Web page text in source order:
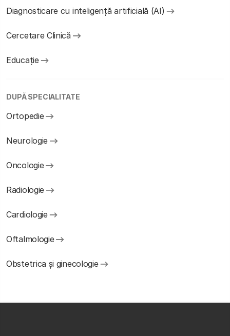
Diagnosticare cu inteligență artificială (AI)
Cercetare Clinică
Educație
DUPĂ SPECIALITATE
Ortopedie
Neurologie
Oncologie
Radiologie
Cardiologie
Oftalmologie
Obstetrica și ginecologie